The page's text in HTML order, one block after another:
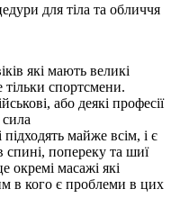
для тіла та обличчя
які мають великі
тільки спортсмени.
або деякі професії
майже всім, і є
попереку та шиї
окремі масажі які
в кого є проблеми в цих